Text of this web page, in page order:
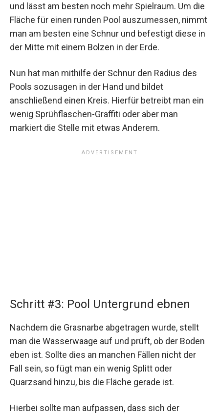
und lässt am besten noch mehr Spielraum. Um die
Fläche für einen runden Pool auszumessen, nimmt
man am besten eine Schnur und befestigt diese in
der Mitte mit einem Bolzen in der Erde.
Nun hat man mithilfe der Schnur den Radius des
Pools sozusagen in der Hand und bildet
anschließend einen Kreis. Hierfür betreibt man ein
wenig Sprühflaschen-Graffiti oder aber man
markiert die Stelle mit etwas Anderem.
Schritt #3: Pool Untergrund ebnen
Nachdem die Grasnarbe abgetragen wurde, stellt
man die Wasserwaage auf und prüft, ob der Boden
eben ist. Sollte dies an manchen Fällen nicht der
Fall sein, so fügt man ein wenig Splitt oder
Quarzsand hinzu, bis die Fläche gerade ist.
Hierbei sollte man aufpassen, dass sich der